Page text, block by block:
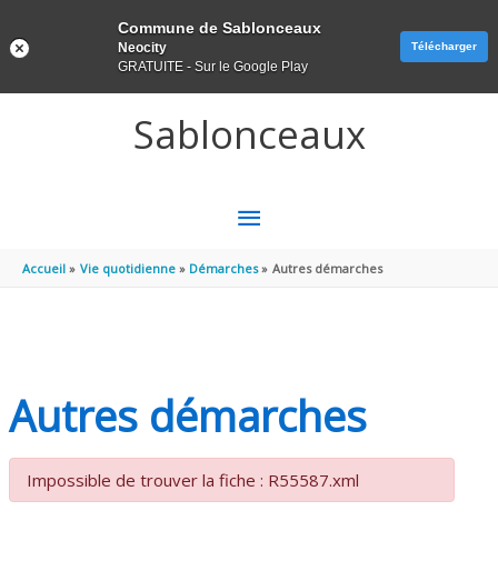
Sablonceaux
MENU
PRINCIPAL
Accueil Vie quotidienne Démarches Autres démarches
Autres démarches
Impossible de trouver la fiche : R55587.xml
Commune de Sablonceaux
Neocity
GRATUITE - Sur le Google Play
Télécharger